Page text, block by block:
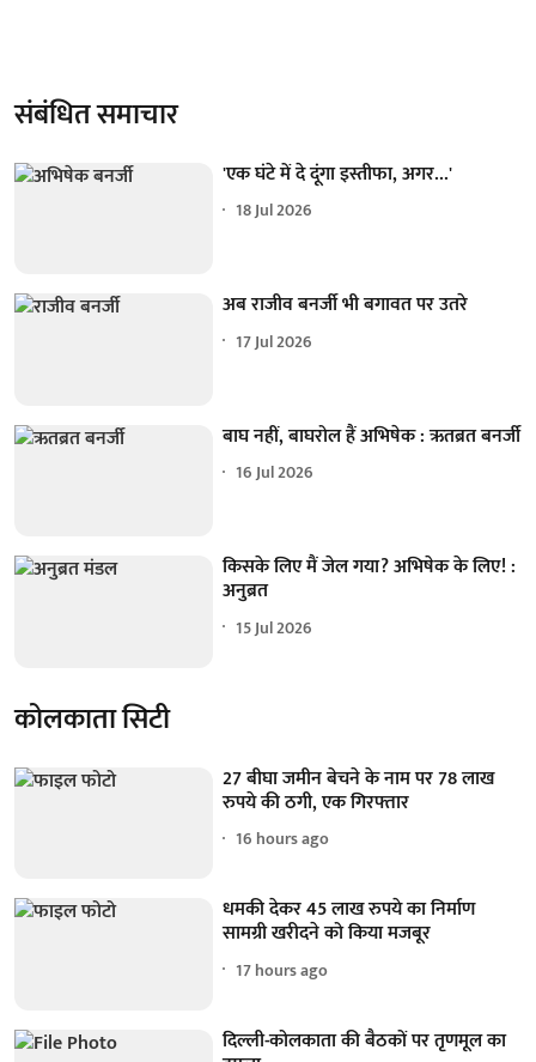
संबंधित समाचार
'एक घंटे में दे दूंगा इस्तीफा, अगर...'
18 Jul 2026
अब राजीव बनर्जी भी बगावत पर उतरे
17 Jul 2026
बाघ नहीं, बाघरोल हैं अभिषेक : ऋतब्रत बनर्जी
16 Jul 2026
किसके लिए मैं जेल गया? अभिषेक के लिए! :
अनुब्रत
15 Jul 2026
कोलकाता सिटी
27 बीघा जमीन बेचने के नाम पर 78 लाख
रुपये की ठगी, एक गिरफ्तार
16 hours ago
धमकी देकर 45 लाख रुपये का निर्माण
सामग्री खरीदने को किया मजबूर
17 hours ago
दिल्ली-कोलकाता की बैठकों पर तृणमूल का